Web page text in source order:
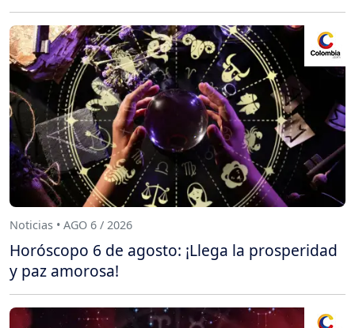
Noticias • AGO 6 / 2026
Horóscopo 6 de agosto: ¡Llega la prosperidad
y paz amorosa!